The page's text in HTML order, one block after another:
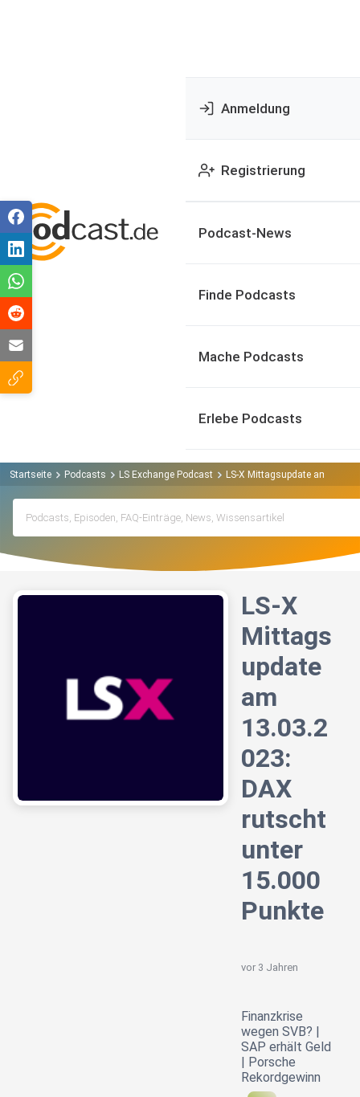
Anmeldung
Registrierung
Podcast-News
Finde Podcasts
Mache Podcasts
Erlebe Podcasts
Startseite Podcasts LS Exchange Podcast LS-X Mittagsupdate am
LS-X
Mittags
update
am
13.03.2
023:
DAX
rutscht
unter
15.000
Punkte
vor 3 Jahren
Finanzkrise
wegen SVB? |
SAP erhält Geld
| Porsche
Rekordgewinn